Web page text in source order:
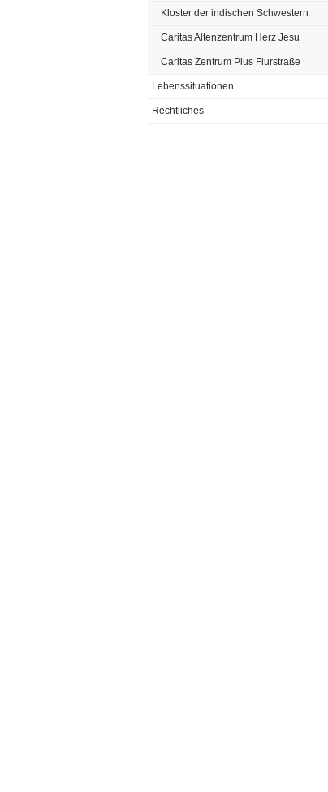
Kloster der indischen Schwestern
Caritas Altenzentrum Herz Jesu
Caritas Zentrum Plus Flurstraße
Lebenssituationen
Rechtliches